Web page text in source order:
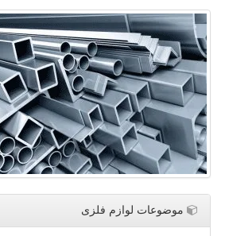
موضوعات لوازم فلزی